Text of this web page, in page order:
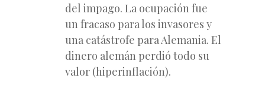
del impago. La ocupación fue
un fracaso para los invasores y
una catástrofe para Alemania. El
dinero alemán perdió todo su
valor (hiperinflación).